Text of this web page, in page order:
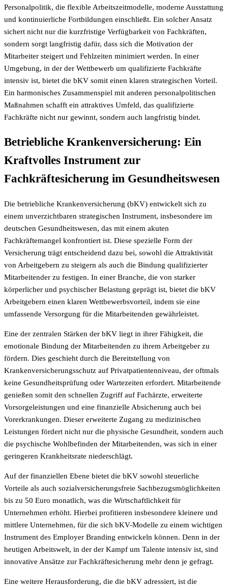
Personalpolitik, die flexible Arbeitszeitmodelle, moderne Ausstattung
und kontinuierliche Fortbildungen einschließt. Ein solcher Ansatz
sichert nicht nur die kurzfristige Verfügbarkeit von Fachkräften,
sondern sorgt langfristig dafür, dass sich die Motivation der
Mitarbeiter steigert und Fehlzeiten minimiert werden. In einer
Umgebung, in der der Wettbewerb um qualifizierte Fachkräfte
intensiv ist, bietet die bKV somit einen klaren strategischen Vorteil.
Ein harmonisches Zusammenspiel mit anderen personalpolitischen
Maßnahmen schafft ein attraktives Umfeld, das qualifizierte
Fachkräfte nicht nur gewinnt, sondern auch langfristig bindet.
Betriebliche Krankenversicherung: Ein
Kraftvolles Instrument zur
Fachkräftesicherung im Gesundheitswesen
Die betriebliche Krankenversicherung (bKV) entwickelt sich zu
einem unverzichtbaren strategischen Instrument, insbesondere im
deutschen Gesundheitswesen, das mit einem akuten
Fachkräftemangel konfrontiert ist. Diese spezielle Form der
Versicherung trägt entscheidend dazu bei, sowohl die Attraktivität
von Arbeitgebern zu steigern als auch die Bindung qualifizierter
Mitarbeitender zu festigen. In einer Branche, die von starker
körperlicher und psychischer Belastung geprägt ist, bietet die bKV
Arbeitgebern einen klaren Wettbewerbsvorteil, indem sie eine
umfassende Versorgung für die Mitarbeitenden gewährleistet.
Eine der zentralen Stärken der bKV liegt in ihrer Fähigkeit, die
emotionale Bindung der Mitarbeitenden zu ihrem Arbeitgeber zu
fördern. Dies geschieht durch die Bereitstellung von
Krankenversicherungsschutz auf Privatpatientenniveau, der oftmals
keine Gesundheitsprüfung oder Wartezeiten erfordert. Mitarbeitende
genießen somit den schnellen Zugriff auf Fachärzte, erweiterte
Vorsorgeleistungen und eine finanzielle Absicherung auch bei
Vorerkrankungen. Dieser erweiterte Zugang zu medizinischen
Leistungen fördert nicht nur die physische Gesundheit, sondern auch
die psychische Wohlbefinden der Mitarbeitenden, was sich in einer
geringeren Krankheitsrate niederschlägt.
Auf der finanziellen Ebene bietet die bKV sowohl steuerliche
Vorteile als auch sozialversicherungsfreie Sachbezugsmöglichkeiten
bis zu 50 Euro monatlich, was die Wirtschaftlichkeit für
Unternehmen erhöht. Hierbei profitieren insbesondere kleinere und
mittlere Unternehmen, für die sich bKV-Modelle zu einem wichtigen
Instrument des Employer Branding entwickeln können. Denn in der
heutigen Arbeitswelt, in der der Kampf um Talente intensiv ist, sind
innovative Ansätze zur Fachkräftesicherung mehr denn je gefragt.
Eine weitere Herausforderung, die die bKV adressiert, ist die